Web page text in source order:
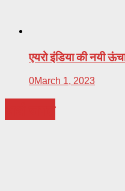
एयरो इंडिया की नयी
0March 1, 2023